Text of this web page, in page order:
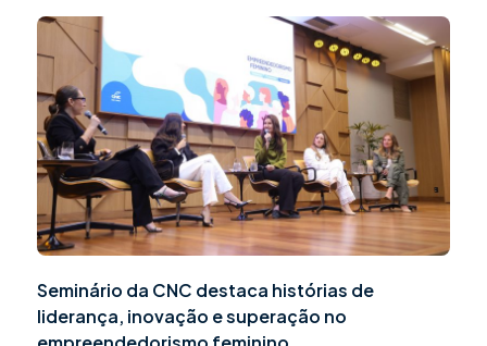
Seminário da CNC destaca histórias de
liderança, inovação e superação no